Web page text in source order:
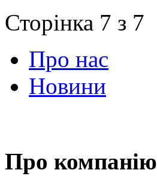
Сторінка 7 з 7
Про нас
Новини
Про компанію